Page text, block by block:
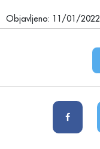
Objavljeno: 11/01/2022